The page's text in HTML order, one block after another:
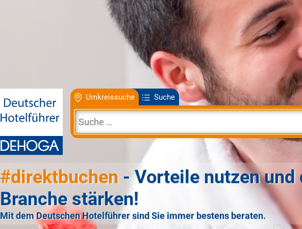
Umkreissuche Suche
#direktbuchen - Vorteile nutzen und
Branche stärken!
Mit dem Deutschen Hotelführer sind Sie immer bestens beraten.